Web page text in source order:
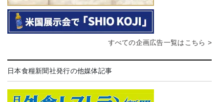
すべての企画広告一覧はこちら >
日本食糧新聞社発行の他媒体記事